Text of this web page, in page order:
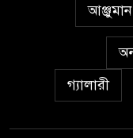
আঞ্জুমান
গ্যালারী